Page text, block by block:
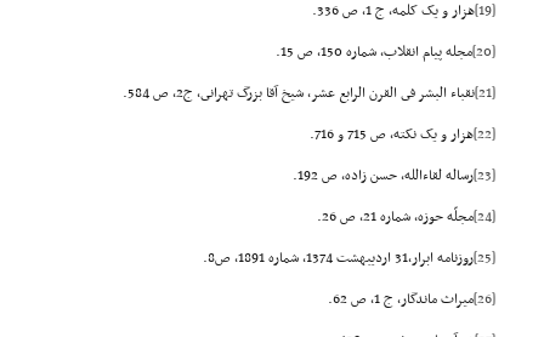
[19]
هزار و یک کلمه، ج 1، ص 336.
[20]
مجله پیام انقلاب، شماره 150، ص 15.
[21]
نقباء البشر فى القرن الرابع عشر، شیخ آقا بزرگ تهرانى، ج2، ص 584.
[22]
هزار و یک نکته، ص 715 و 716.
[23]
رساله لقاءالله، حسن زاده، ص 192.
[24]
مجلّه حوزه، شماره 21، ص 26.
[25]
روزنامه ابرار،31 اردیبهشت 1374، شماره 1891، ص8.
[26]
میراث ماندگار، ج 1، ص 62.